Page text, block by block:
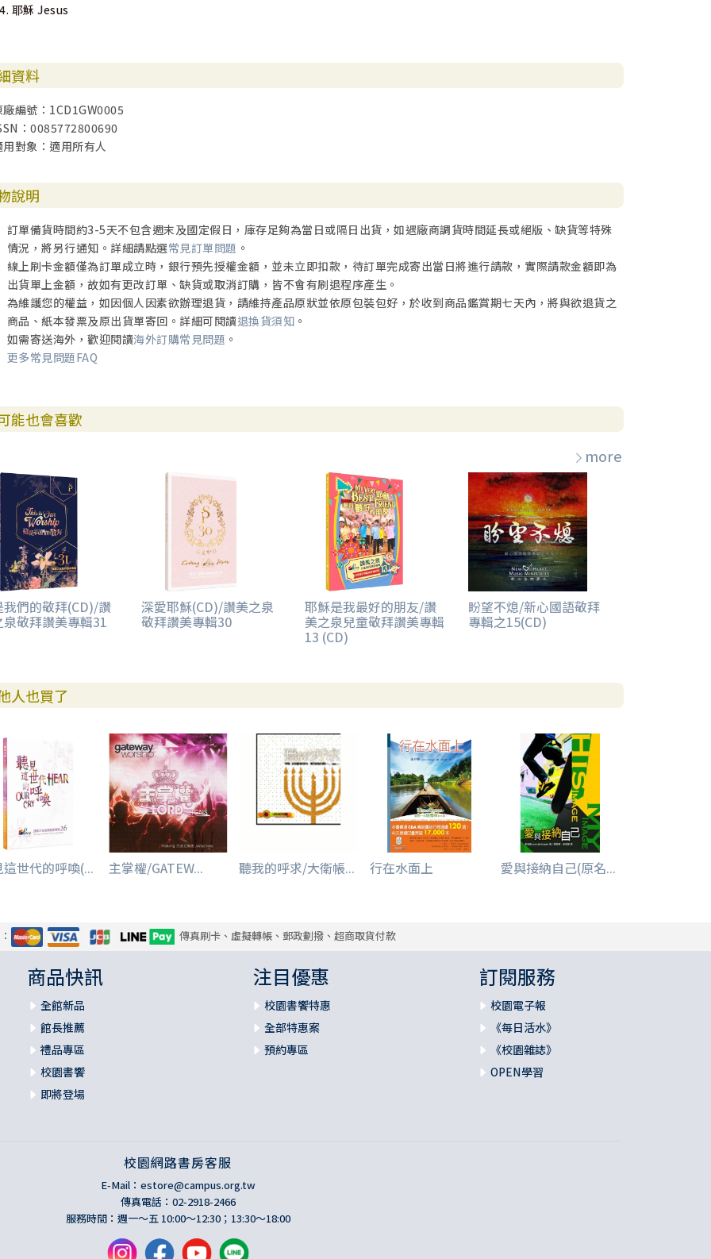
耶穌 Jesus
資料
廠編號：1CD1GW0005
：0085772800690
用對象：適用所有人
說明
訂單備貨時間約3-5天不包含週末及國定假日，庫存足夠為當日或隔日出貨，如遇廠商調貨時間延長或絕版、缺貨等特殊
情況，將另行通知。詳細請點選常見訂單問題 。
線上刷卡金額僅為訂單成立時，銀行預先授權金額，並未立即扣款，待訂單完成寄出當日將進行請款，實際請款金額即為
出貨單上金額，故如有更改訂單、缺貨或取消訂購，皆不會有刷退程序產生。
為維護您的權益，如因個人因素欲辦理退貨，請維持產品原狀並依原包裝包好，於收到商品鑑賞期七天內，將與欲退貨之
商品、紙本發票及原出貨單寄回。詳細可閱讀退換貨須知 。
如需寄送海外，歡迎閱讀海外訂購常見問題 。
更多常見問題FAQ
能也會喜歡
more
我們的敬拜(CD)/讚
泉敬拜讚美專輯31
深愛耶穌(CD)/讚美之泉
敬拜讚美專輯30
耶穌是我最好的朋友/讚
美之泉兒童敬拜讚美專輯
13 (CD)
盼望不熄/新心國語敬拜
專輯之15(CD)
人也買了
世代的呼喚(... 主掌權/GATEW... 聽我的呼求/大衛帳... 行在水面上 愛與接納自己(原名...
傳真刷卡、虛擬轉帳、郵政劃撥、超商取貨付款
商品快訊
全館新品
館長推薦
禮品專區
校園書饗
即將登場
注目優惠
校園書饗特惠
全部特惠案
預約專區
訂閱服務
校園電子報
《每日活水》
《校園雜誌》
OPEN學習
校園網路書房客服
E-Mail： estore@campus.org.tw
傳真電話：02-2918-2466
服務時間：週一～五 10:00～12:30；13:30～18:00